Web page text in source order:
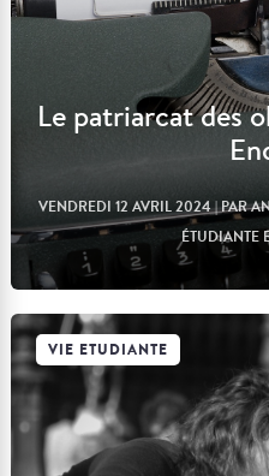
Le patriarcat des
VENDREDI 12 AVRIL 2024| PAR
ÉTUDIANTE
Lire
VIE ETUDIANTE